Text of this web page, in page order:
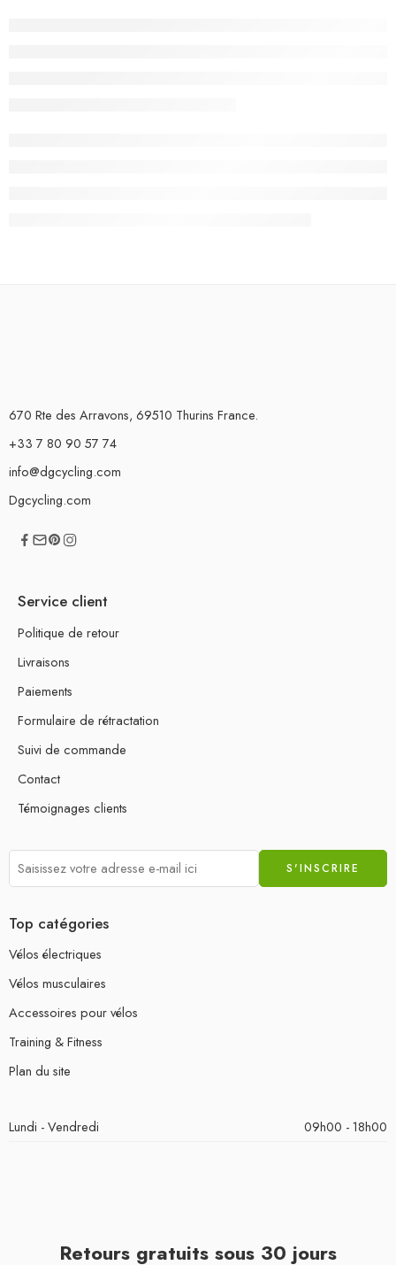
670 Rte des Arravons, 69510 Thurins France.
+33 7 80 90 57 74
info@dgcycling.com
Dgcycling.com
Service client
Politique de retour
Livraisons
Paiements
Formulaire de rétractation
Suivi de commande
Contact
Témoignages clients
Top catégories
Vélos électriques
Vélos musculaires
Accessoires pour vélos
Training & Fitness
Plan du site
Lundi - Vendredi 09h00 - 18h00
Retours gratuits sous 30 jours